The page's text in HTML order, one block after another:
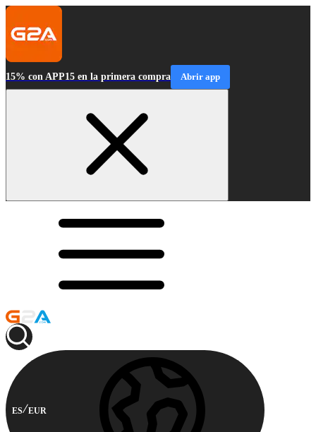
15% con APP15 en la primera compra Abrir app
ES EUR